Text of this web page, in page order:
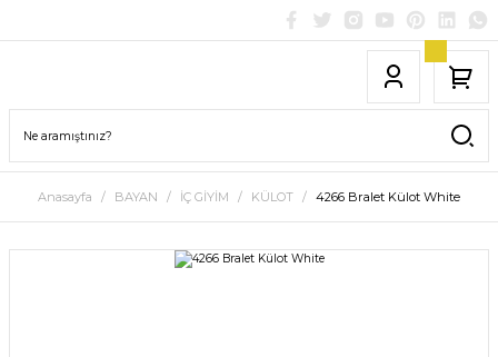
Anasayfa BAYAN İÇ GİYİM KÜLOT 4266 Bralet Külot White